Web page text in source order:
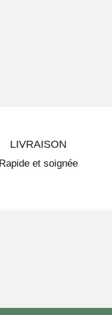
LIVRAISON
Rapide et soignée